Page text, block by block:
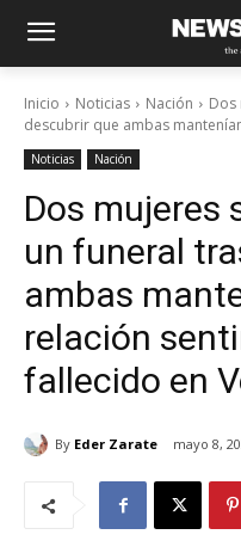
Inicio Noticias Nación
Dos
descubrir que ambas
Noticias Nación
Dos mujeres
un funeral
ambas
relación
fallecido en
By Eder Zarate mayo 8,